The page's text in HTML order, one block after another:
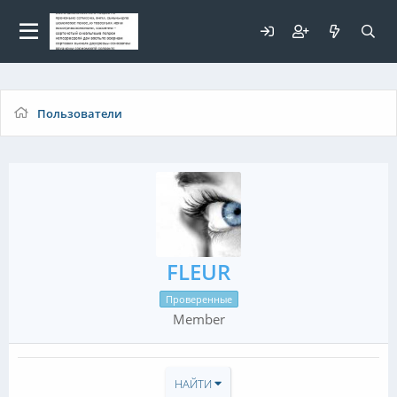
Пользователи
FLEUR
Проверенные
Member
НАЙТИ
Для любых предложений по
сайту: elaizik@cp9.ru